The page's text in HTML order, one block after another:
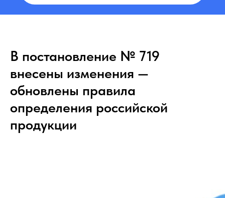
В постановление № 719
внесены изменения —
обновлены правила
определения российской
продукции